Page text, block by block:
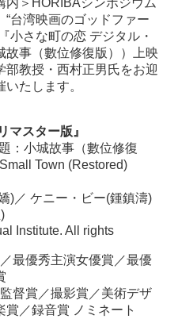
内＞HORIBAシンポジウム
台湾映画のゴッドファー
小さな町の恋 デジタル・
故事（數位修復版））上映
教授・西村正男氏をお迎
たします。
マスター版』
小城故事（數位修復
Town (Restored)
)／ ケニー・ビー(鍾鎮濤)
Institute. All rights
最優秀主演女優賞／最優
督賞／撮影賞／美術デザ
／録音賞 ノミネート